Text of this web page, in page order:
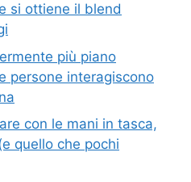
si ottiene il blend
più piano
persone interagiscono
con le mani in tasca,
quello che pochi